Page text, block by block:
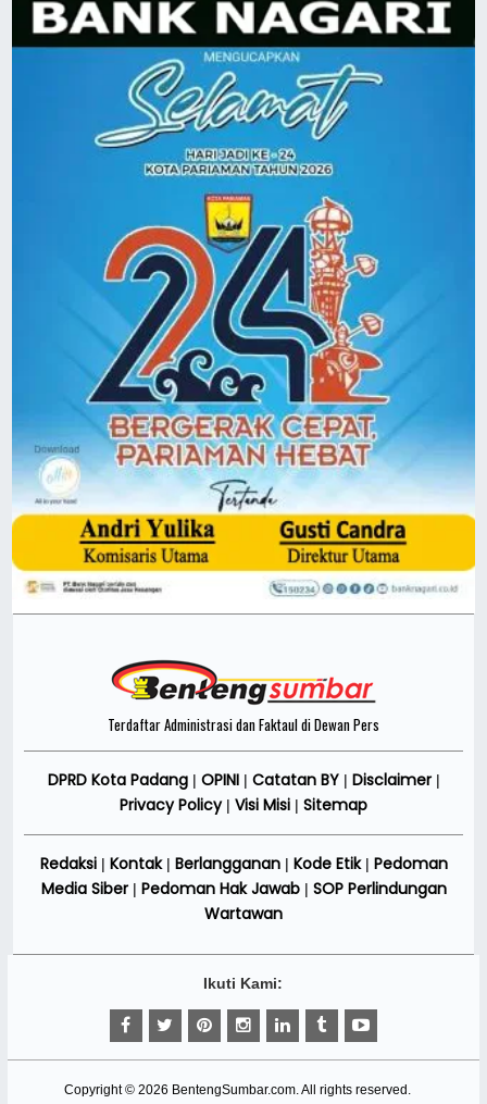
Terdaftar Administrasi dan Faktaul di Dewan Pers
DPRD Kota Padang| OPINI Catatan BY| Disclaimer|
Privacy Policy| Visi Misi Sitemap
Redaksi| Kontak| Berlangganan| Kode Etik| Pedoman
Media Siber| Pedoman Hak Jawab| SOP Perlindungan
Wartawan
Ikuti Kami:
Copyright ©2026 BentengSumbar.com . All rights reserved.